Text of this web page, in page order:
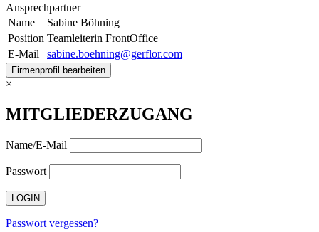
Ansprechpartner
Name
Sabine Böhning
Position Teamleiterin FrontOffice
E-Mail
sabine.boehning@gerflor.com
Firmenprofil bearbeiten
×
MITGLIEDERZUGANG
Name/E-Mail
Passwort
Passwort vergessen?